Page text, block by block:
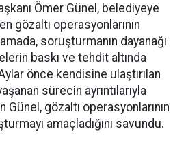
Ömer Günel, belediyeye
gözaltı operasyonlarının
soruşturmanın dayanağı
baskı ve tehdit altında
önce kendisine ulaştırılan
sürecin ayrıntılarıyla
Günel, gözaltı operasyonlarının
amaçladığını savundu.